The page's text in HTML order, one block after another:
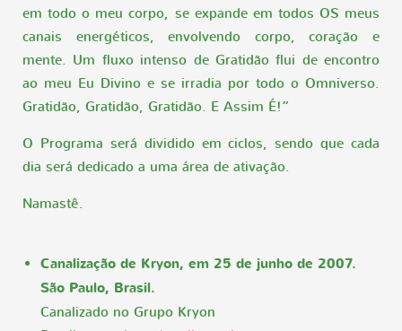
em todo o meu corpo, se expande em todos OS meus
canais energéticos, envolvendo corpo, coração e
mente. Um fluxo intenso de Gratidão flui de encontro
ao meu Eu Divino e se irradia por todo o Omniverso.
Gratidão, Gratidão, Gratidão. E Assim É!”
O Programa será dividido em ciclos, sendo que cada
dia será dedicado a uma área de ativação.
Namastê.
Canalização de Kryon, em 25 de junho de 2007.
São Paulo, Brasil.
Canalizado no Grupo Kryon